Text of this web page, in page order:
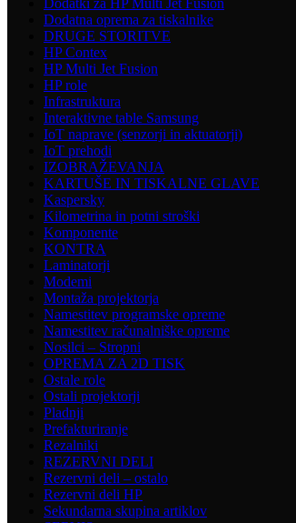
Dodatki za HP Multi Jet Fusion
Dodatna oprema za tiskalnike
DRUGE STORITVE
HP Contex
HP Multi Jet Fusion
HP role
Infrastruktura
Interaktivne table Samsung
IoT naprave (senzorji in aktuatorji)
IoT prehodi
IZOBRAŽEVANJA
KARTUŠE IN TISKALNE GLAVE
Kaspersky
Kilometrina in potni stroški
Komponente
KONTRA
Laminatorji
Modemi
Montaža projektorja
Namestitev programske opreme
Namestitev računalniške opreme
Nosilci – Stropni
OPREMA ZA 2D TISK
Ostale role
Ostali projektorji
Pladnji
Prefakturiranje
Rezalniki
REZERVNI DELI
Rezervni deli – ostalo
Rezervni deli HP
Sekundarna skupina artiklov